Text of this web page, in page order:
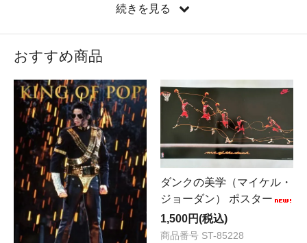
用注文用紙(PDF)は
◆ FAX 048-940-8979
最終情報更新日 2026/08/05
【ご案内】 配送センターの業務縮小により、2月～9月下
旬の期間は土曜/日曜/祝日に加えて金曜日も発送業務をお
休みさせていただきます（一部の商品を除く）。
・08/05新商品5点入荷いたしました。
・08/04新商品 4点入荷いたしました。
・07/30新商品2点入荷いたしました。
・07/27新商品4点入荷いたしました。
続きを見る
おすすめ商品
ダンクの美学（マイケル・
ジョーダン） ポスター
1,500円(税込)
商品番号 ST-85228